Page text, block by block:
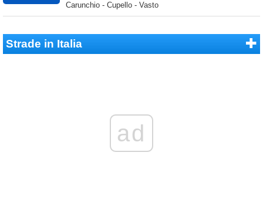
Carunchio - Cupello - Vasto
Strade in Italia
ad